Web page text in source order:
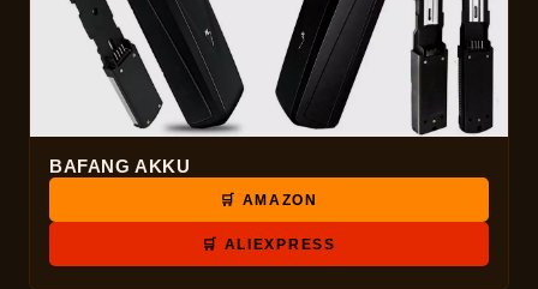
BAFANG AKKU
🛒 AMAZON
🛒 ALIEXPRESS